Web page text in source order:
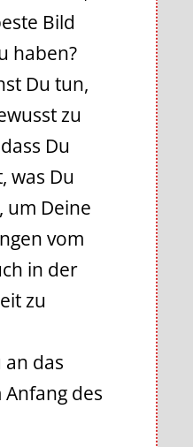
Bild
haben?
Du tun,
zu
Du
was Du
um Deine
vom
in der
zu
an das
des